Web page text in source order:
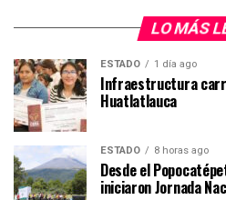
LO MÁS
ESTADO 1 día ago
Infraestructura
Huatlatlauca
ESTADO 8 horas ago
Desde el
iniciaron Jornada